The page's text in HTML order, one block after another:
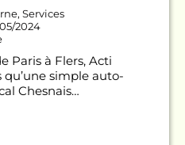
, Services
2024
Paris à Flers, Acti
simple auto-
Chesnais…